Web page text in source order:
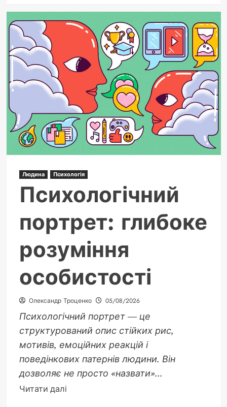
Доглядати
українською:
значення,
синоніми
і
правильне
вживання
Людина Психологія
Психологічний
портрет: глибоке
розуміння
особистості
Олександр Троценко 05/08/2026
Психологічний портрет — це
структурований опис стійких рис,
мотивів, емоційних реакцій і
поведінкових патернів людини. Він
дозволяє не просто «назвати»...
Читати даліДокладніше